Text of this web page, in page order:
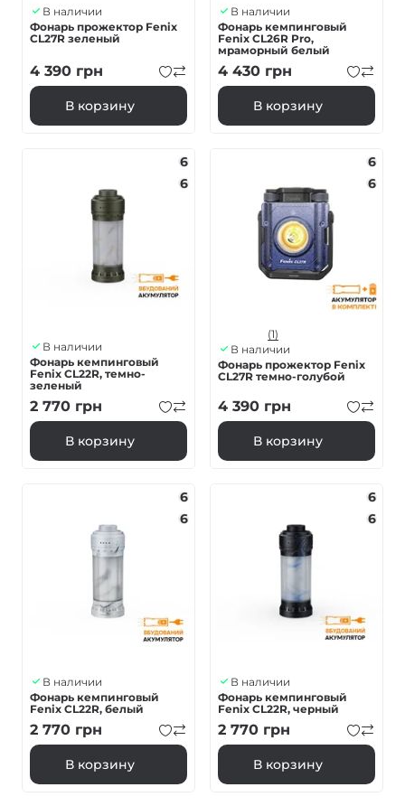
В наличии
Фонарь прожектор Fenix ​​
CL27R зеленый
4 390 грн
В корзину
В наличии
Фонарь кемпинговый
Fenix ​​CL26R Pro,
мраморный белый
4 430 грн
В корзину
6
6
В наличии
Фонарь кемпинговый
Fenix CL22R, темно-
зеленый
2 770 грн
В корзину
6
6
(1)
В наличии
Фонарь прожектор Fenix
CL27R темно-голубой
4 390 грн
В корзину
6
6
В наличии
Фонарь кемпинговый
Fenix CL22R, белый
2 770 грн
В корзину
6
6
В наличии
Фонарь кемпинговый
Fenix CL22R, черный
2 770 грн
В корзину